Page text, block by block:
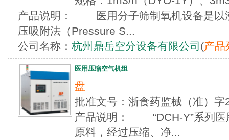
产品说明： 医用分子筛制氧机设备是以
压吸附法（Pressure S...
公司名称： 杭州鼎岳空分设备有限公司 (产品
医用压缩空气机组
盘
批准文号：浙食药监械（准
产品说明： “DCH-Y”系列医
原料，经过压缩、净...